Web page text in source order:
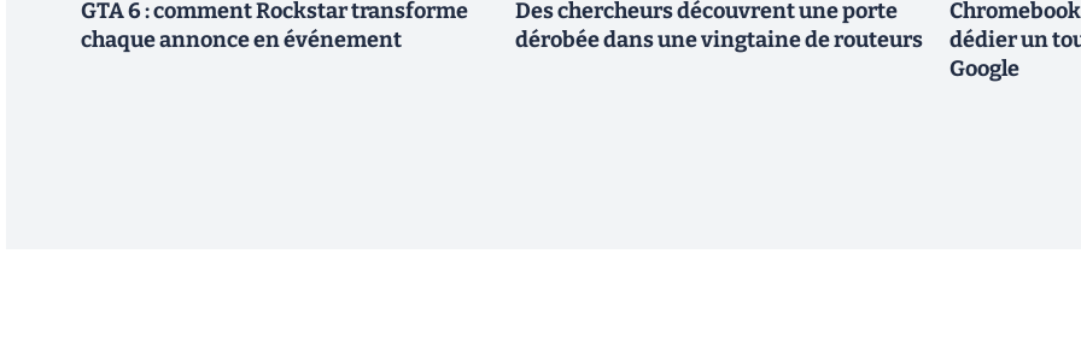
GTA 6 : comment Rockstar transforme
chaque annonce en événement
Des chercheurs découvrent une porte
dérobée dans une vingtaine de routeurs
dédier un
Google